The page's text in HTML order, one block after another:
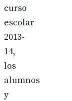
curso
escolar
2013-
14,
los
alumnos
y